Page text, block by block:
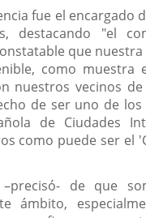
fue el encargado
destacando "el
que
como muestra
nuestros vecinos
de ser uno de
de Ciudades
como puede ser el
de que
ámbito,